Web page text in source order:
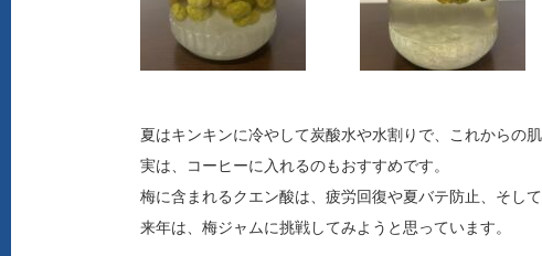
夏はキンキンに冷やして炭酸水や水割りで、これからの
実は、コーヒーに入れるのもおすすめです。
梅に含まれるクエン酸は、疲労回復や夏バテ防止、そし
来年は、梅ジャムに挑戦してみようと思っています。